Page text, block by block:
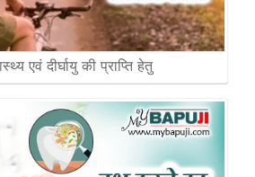
एवं दीर्घायु की प्राप्ति हेतु